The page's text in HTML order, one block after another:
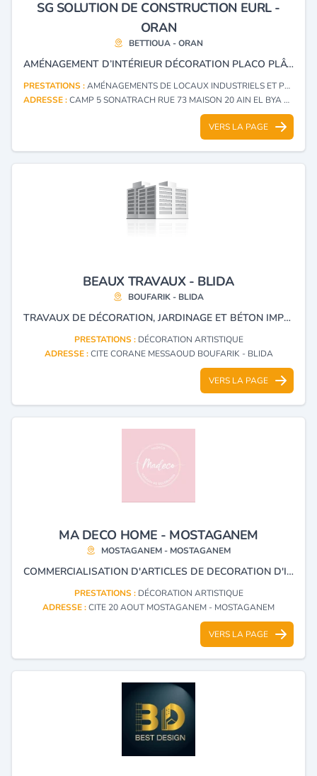
SG SOLUTION DE CONSTRUCTION EURL -
ORAN
BETTIOUA - ORAN
AMÉNAGEMENT D’INTÉRIEUR DÉCORATION PLACO PLÂTRE PEINTURE
PRESTATIONS :AMÉNAGEMENTS DE LOCAUX INDUSTRIELS ET PROFESSIONNELS
ADRESSE :CAMP 5 SONATRACH RUE 73 MAISON 20 AIN EL BYA BETTIOUA - ORAN
VERS LA PAGE
BEAUX TRAVAUX - BLIDA
BOUFARIK - BLIDA
TRAVAUX DE DÉCORATION, JARDINAGE ET BÉTON IMPRIMÉ.
PRESTATIONS : DÉCORATION ARTISTIQUE
ADRESSE :CITE CORANE MESSAOUD BOUFARIK - BLIDA
VERS LA PAGE
MA DECO HOME - MOSTAGANEM
MOSTAGANEM - MOSTAGANEM
COMMERCIALISATION D'ARTICLES DE DECORATION D'INTERIEUR, LINGE, LUSTRERIE, LAMPADAIRE, MIROIRS ET ELECTROMENAGER.
PRESTATIONS : DÉCORATION ARTISTIQUE
ADRESSE :CITE 20 AOUT MOSTAGANEM - MOSTAGANEM
VERS LA PAGE